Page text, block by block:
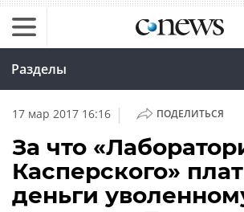
Разделы
17 мар 2017 16:16 | ПОДЕЛИТЬСЯ
За что
Касперского»
деньги